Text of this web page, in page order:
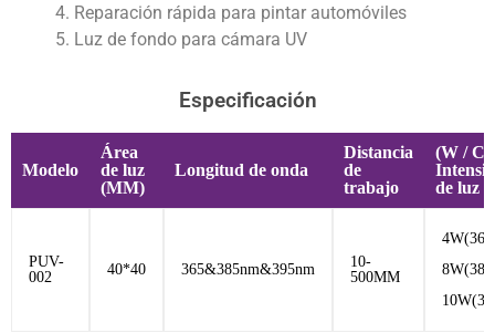
4. Reparación rápida para pintar automóviles
5. Luz de fondo para cámara UV
Especificación
Modelo
Área
de luz
(MM)
Longitud de onda
Distancia
de
trabajo
(W /
de luz
PUV-
002
40*40 365&385nm&395nm
10-
500MM